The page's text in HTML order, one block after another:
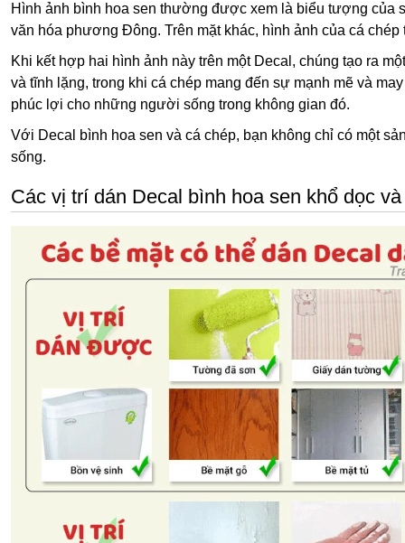
Hình ảnh bình hoa sen thường được xem là biểu tượng của
văn hóa phương Đông. Trên mặt khác, hình ảnh của cá
Khi kết hợp hai hình ảnh này trên một Decal, chúng tạo ra
và tĩnh lặng, trong khi cá chép mang đến sự mạnh mẽ và
phúc lợi cho những người sống trong không gian đó.
Với Decal bình hoa sen và cá chép, bạn không chỉ có một
sống.
Các vị trí dán Decal bình hoa sen khổ dọc